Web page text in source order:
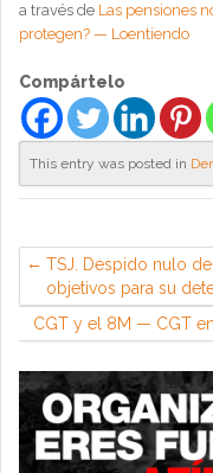
a través de Las pensiones
protegen? — Loentiendo
Compártelo
This entry was posted in
TSJ. Despido nulo
objetivos para su
CGT y el 8M — CGT